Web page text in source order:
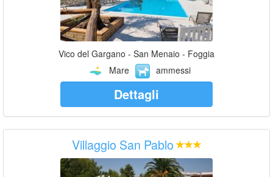
Vico del Gargano - San Menaio - Foggia
Mare
ammessi
Dettagli
Villaggio San Pablo